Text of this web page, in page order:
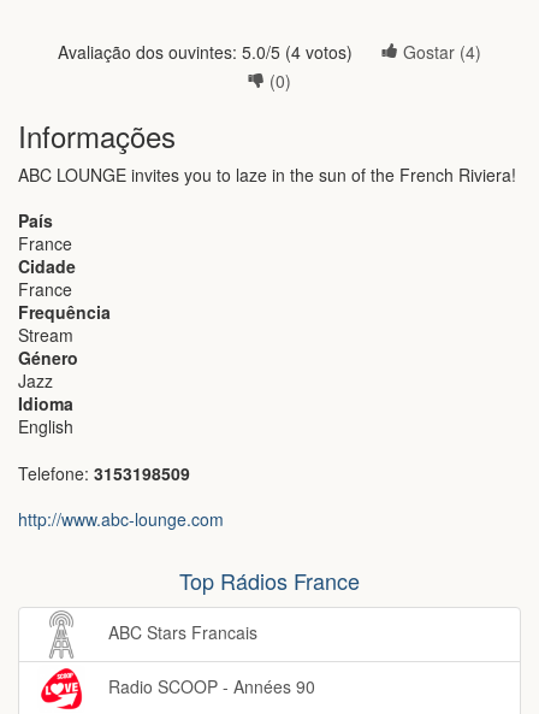
Avaliação dos ouvintes: 5.0/5 (4 votos) Gostar (4)
(0)
Informações
ABC LOUNGE invites you to laze in the sun of the French Riviera!
País
France
Cidade
France
Frequência
Stream
Género
Jazz
Idioma
English
Telefone: 3153198509
http://www.abc-lounge.com
Top Rádios France
ABC Stars Francais
Radio SCOOP - Années 90